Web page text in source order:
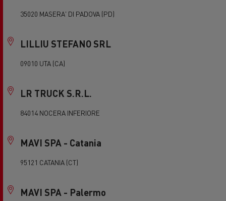
35020 MASERA' DI PADOVA (PD)
LILLIU STEFANO SRL
09010 UTA (CA)
LR TRUCK S.R.L.
84014 NOCERA INFERIORE
MAVI SPA - Catania
95121 CATANIA (CT)
MAVI SPA - Palermo